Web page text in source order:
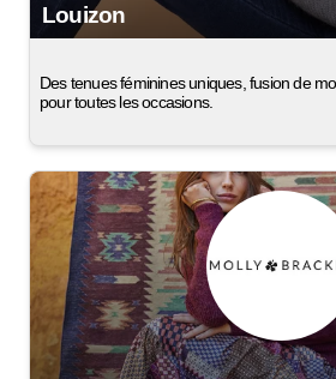
Louizon
Des tenues féminines uniques, fusion de
pour toutes les occasions.